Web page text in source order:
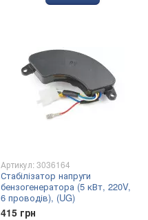
Артикул: 3036164
Стабілізатор напруги
бензогенератора (5 кВт, 220V,
6 проводів), (UG)
415 грн